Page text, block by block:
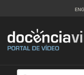
Buscar